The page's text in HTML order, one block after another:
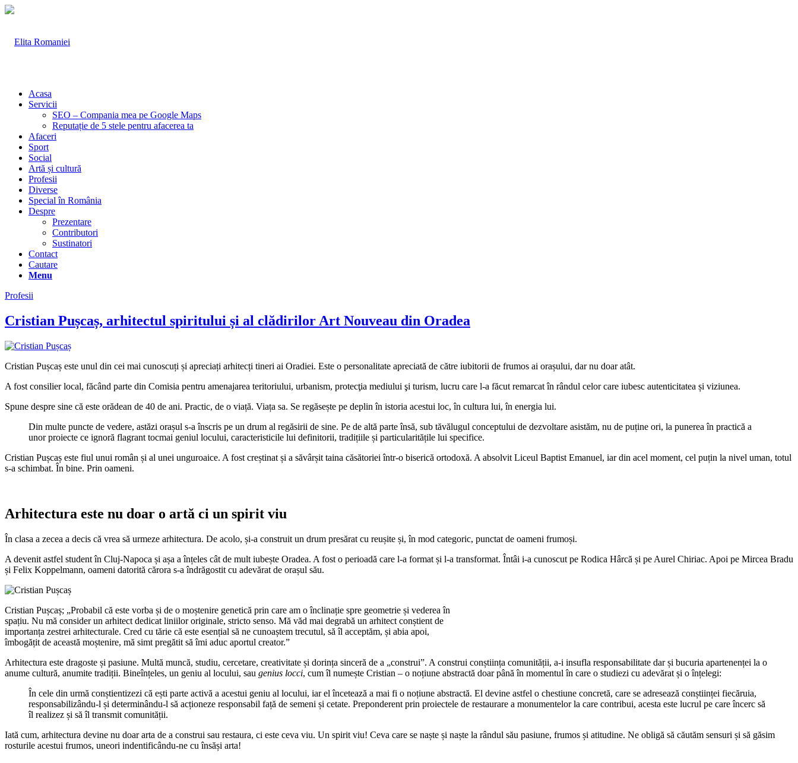
Acasa
Servicii
SEO – Compania mea pe Google Maps
Reputație de 5 stele pentru afacerea ta
Afaceri
Sport
Social
Artă și cultură
Profesii
Diverse
Special în România
Despre
Prezentare
Contributori
Sustinatori
Contact
Cautare
Menu
Profesii
Cristian Pușcaș, arhitectul spiritului și al clădirilor Art Nouveau din Oradea
Cristian Pușcaș este unul din cei mai cunoscuți și apreciați arhitecți tineri ai Oradiei. Este o personalitate apreciată de către iubitorii de frumos ai orașului, dar nu doar atât.
A fost consilier local, făcând parte din Comisia pentru amenajarea teritoriului, urbanism, protecţia mediului şi turism, lucru care l-a făcut remarcat în rândul celor care iubesc autenticitatea și viziunea.
Spune despre sine că este orădean de 40 de ani. Practic, de o viață. Viața sa. Se regăsește pe deplin în istoria acestui loc, în cultura lui, în energia lui.
Din multe puncte de vedere, astăzi orașul s-a înscris pe un drum al regăsirii de sine. Pe de altă parte însă, sub tăvălugul conceptului de dezvoltare asistăm, nu de puține ori, la punerea în practică a
unor proiecte ce ignoră flagrant tocmai geniul locului, caracteristicile lui definitorii, tradițiile și particularitățile lui specifice.
Cristian Pușcaș este fiul unui român și al unei unguroaice. A fost creștinat și a săvârșit taina căsătoriei într-o biserică ortodoxă. A absolvit Liceul Baptist Emanuel, iar din acel moment, cel puțin la nivel uman, totul
s-a schimbat. În bine. Prin oameni.
Arhitectura este nu doar o artă ci un spirit viu
În clasa a zecea a decis că vrea să urmeze arhitectura. De acolo, și-a construit un drum presărat cu reușite și, în mod categoric, punctat de oameni frumoși.
A devenit astfel student în Cluj-Napoca și așa a înțeles cât de mult iubește Oradea. A fost o perioadă care l-a format și l-a transformat. Întâi i-a cunoscut pe Rodica Hârcă și pe Aurel Chiriac. Apoi pe Mircea Bradu
și Felix Koppelmann, oameni datorită cărora s-a îndrăgostit cu adevărat de orașul său.
Cristian Pușcaș; „Probabil că este vorba și de o moștenire genetică prin care am o înclinație spre geometrie și vederea în
spațiu. Nu mă consider un arhitect dedicat liniilor originale, stricto senso. Mă văd mai degrabă un arhitect conștient de
importanța zestrei arhitecturale. Cred cu tărie că este esențial să ne cunoaștem trecutul, să îl acceptăm, și abia apoi,
îmbogățit de această moștenire, mă simt pregătit să îmi aduc aportul creator.”
Arhitectura este dragoste și pasiune. Multă muncă, studiu, cercetare, creativitate și dorința sinceră de a „construi”. A construi conștiința comunității, a-i insufla responsabilitate dar și bucuria apartenenței la o
anume cultură, anumite tradiții. Bineînțeles, un geniu al locului, sau genius locci, cum îl numește Cristian – o noțiune abstractă doar până în momentul în care o studiezi cu adevărat și o înțelegi:
În cele din urmă conștientizezi că ești parte activă a acestui geniu al locului, iar el încetează a mai fi o noțiune abstractă. El devine astfel o chestiune concretă, care se adresează conștiinței fiecăruia,
responsabilizându-l și determinându-l să acționeze responsabil față de semeni și cetate. Preponderent prin proiectele de restaurare a monumentelor la care contribui, acesta este lucrul pe care încerc să
îl realizez și să îl transmit comunității.
Iată cum, arhitectura devine nu doar arta de a construi sau restaura, ci este ceva viu. Un spirit viu! Ceva care se naște și naște la rândul său pasiune, frumos și atitudine. Ne obligă să căutăm sensuri și să găsim
rosturile acestui frumos, uneori indentificându-ne cu însăși arta!